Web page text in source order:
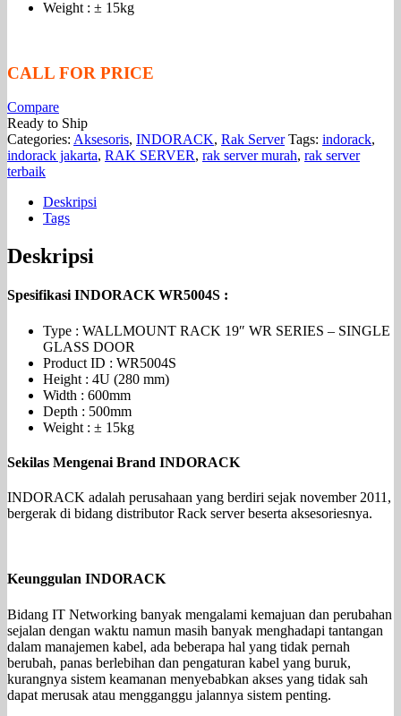
Weight : ± 15kg
CALL FOR PRICE
Compare
Ready to Ship
Categories: Aksesoris, INDORACK, Rak Server Tags: indorack,
indorack jakarta, RAK SERVER, rak server murah, rak server
terbaik
Deskripsi
Tags
Deskripsi
Spesifikasi INDORACK WR5004S :
Type : WALLMOUNT RACK 19″ WR SERIES – SINGLE
GLASS DOOR
Product ID : WR5004S
Height : 4U (280 mm)
Width : 600mm
Depth : 500mm
Weight : ± 15kg
Sekilas Mengenai Brand INDORACK
INDORACK adalah perusahaan yang berdiri sejak november 2011,
bergerak di bidang distributor Rack server beserta aksesoriesnya.
Keunggulan INDORACK
Bidang IT Networking banyak mengalami kemajuan dan perubahan
sejalan dengan waktu namun masih banyak menghadapi tantangan
dalam manajemen kabel, ada beberapa hal yang tidak pernah
berubah, panas berlebihan dan pengaturan kabel yang buruk,
kurangnya sistem keamanan menyebabkan akses yang tidak sah
dapat merusak atau mengganggu jalannya sistem penting.